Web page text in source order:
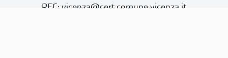
PEC: vicenza@cert.comune.vicenza.it